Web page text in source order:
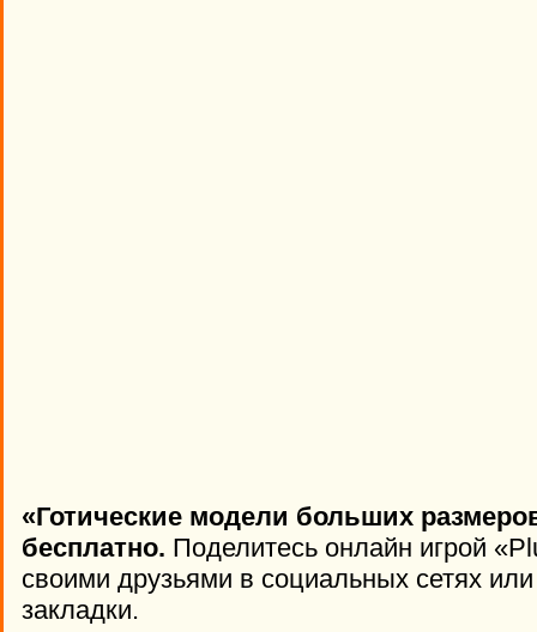
«Готические модели больших
бесплатно. Поделитесь онлайн игрой
своими друзьями в социальных сетях
закладки.